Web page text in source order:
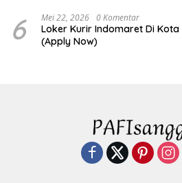
6 Mei 22, 2026 0 Komentar
Loker Kurir Indomaret Di
(Apply Now)